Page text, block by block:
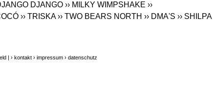
DJANGO ›› MILKY WIMPSHAKE ››
›› TRISKA ›› TWO BEARS NORTH ›› DMA'S ›› SHILPA
| › kontakt › impressum › datenschutz